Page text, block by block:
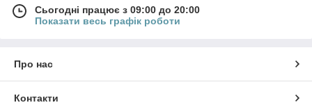
Сьогодні працює з 09:00 до 20:00
Показати весь графік роботи
Про нас
Контакти